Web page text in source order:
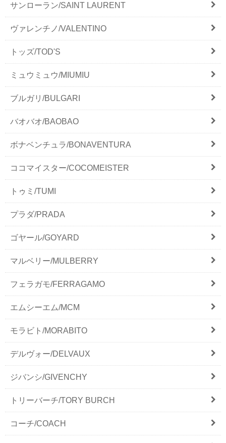
サンローラン/SAINT LAURENT
ヴァレンチノ/VALENTINO
トッズ/TOD'S
ミュウミュウ/MIUMIU
ブルガリ/BULGARI
バオバオ/BAOBAO
ボナベンチュラ/BONAVENTURA
ココマイスター/COCOMEISTER
トゥミ/TUMI
プラダ/PRADA
ゴヤール/GOYARD
マルベリー/MULBERRY
フェラガモ/FERRAGAMO
エムシーエム/MCM
モラビト/MORABITO
デルヴォー/DELVAUX
ジバンシ/GIVENCHY
トリーバーチ/TORY BURCH
コーチ/COACH